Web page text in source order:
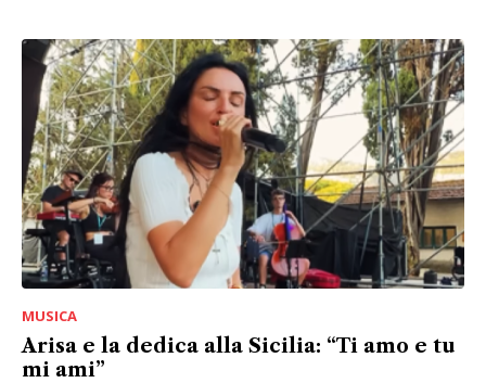
MUSICA
Arisa e la dedica alla Sicilia: “Ti amo e tu
mi ami”